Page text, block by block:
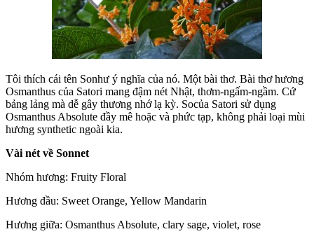
Tôi thích cái tên Sonhư ý nghĩa của nó. Một bài thơ. Bài thơ hương
Osmanthus của Satori mang đậm nét Nhật, thơm-ngấm-ngầm. Cứ
bảng lảng mà dễ gây thương nhớ lạ kỳ. Socủa Satori sử dụng
Osmanthus Absolute đầy mê hoặc và phức tạp, không phải loại mùi
hương synthetic ngoài kia.
Vài nét về Sonnet
Nhóm hương: Fruity Floral
Hương đầu: Sweet Orange, Yellow Mandarin
Hương giữa: Osmanthus Absolute, clary sage, violet, rose